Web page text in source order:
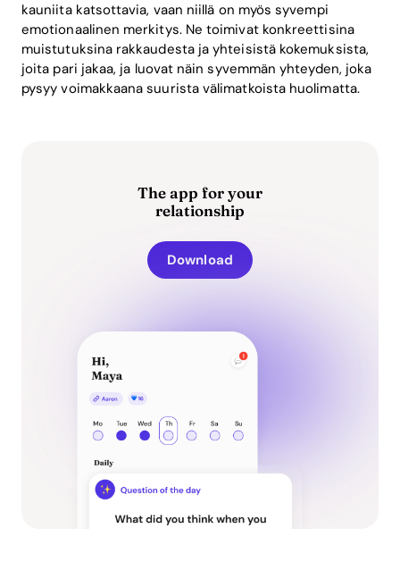
kauniita katsottavia, vaan niillä on myös syvempi
emotionaalinen merkitys. Ne toimivat konkreettisina
muistutuksina rakkaudesta ja yhteisistä kokemuksista,
joita pari jakaa, ja luovat näin syvemmän yhteyden, joka
pysyy voimakkaana suurista välimatkoista huolimatta.
The app for your
relationship
Download